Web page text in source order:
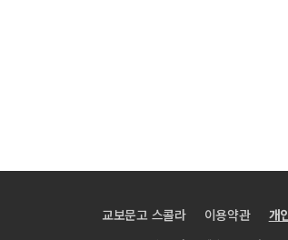
교보문고 스콜라 이용약관 개